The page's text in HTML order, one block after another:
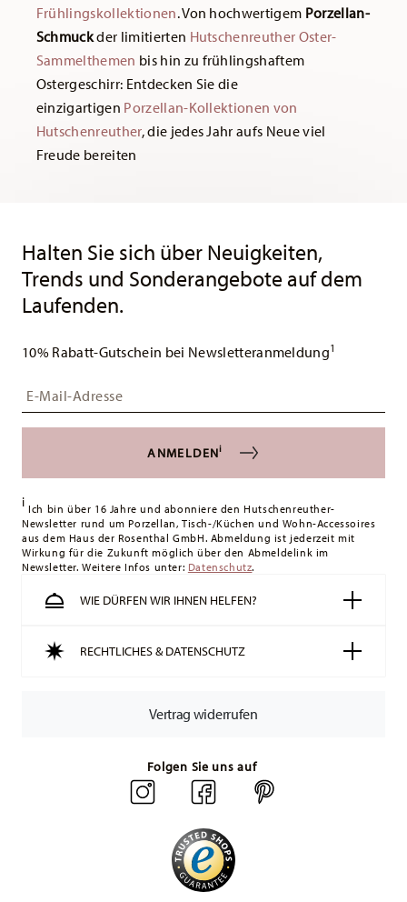
Frühlingskollektionen. Von hochwertigem Porzellan-
Schmuckder limitierten Hutschenreuther Oster-
Sammelthemen bis hin zu frühlingshaftem
Ostergeschirr: Entdecken Sie die
einzigartigen Porzellan-Kollektionen von
Hutschenreuther, die jedes Jahr aufs Neue viel
Freude bereiten
Halten Sie sich über Neuigkeiten,
Trends und Sonderangebote auf dem
Laufenden.
10% Rabatt-Gutschein bei Newsletteranmeldung1
ANMELDENi
i Ich bin über 16 Jahre und abonniere den Hutschenreuther-
Newsletter rund um Porzellan, Tisch-/Küchen und Wohn-Accessoires
aus dem Haus der Rosenthal GmbH. Abmeldung ist jederzeit mit
Wirkung für die Zukunft möglich über den Abmeldelink im
Newsletter. Weitere Infos unter: Datenschutz.
WIE DÜRFEN WIR IHNEN HELFEN?
RECHTLICHES & DATENSCHUTZ
Vertrag widerrufen
Folgen Sie uns auf